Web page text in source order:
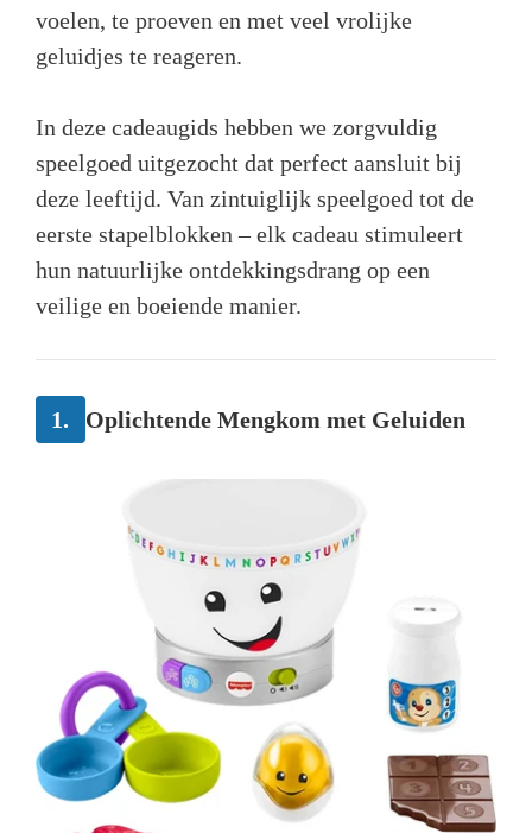
voelen, te proeven en met veel vrolijke
geluidjes te reageren.
In deze cadeaugids hebben we zorgvuldig
speelgoed uitgezocht dat perfect aansluit bij
deze leeftijd. Van zintuiglijk speelgoed tot de
eerste stapelblokken – elk cadeau stimuleert
hun natuurlijke ontdekkingsdrang op een
veilige en boeiende manier.
1. Oplichtende Mengkom met Geluiden